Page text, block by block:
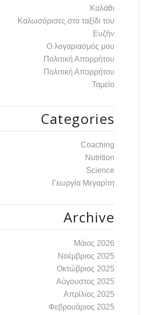
Καλάθι
Καλωσόρισες στο ταξίδι του
Ευζήν
Ο λογαριασμός μου
Πολιτική Απορρήτου
Πολιτική Απορρήτου
Ταμείο
Categories
Coaching
Nutrition
Science
Γεωργία Μεγαρίτη
Archive
Μάιος 2026
Νοέμβριος 2025
Οκτώβριος 2025
Αύγουστος 2025
Απρίλιος 2025
Φεβρουάριος 2025